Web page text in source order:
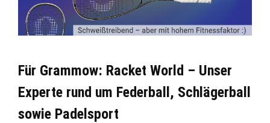
Für Grammow: Racket World – Unser
Experte rund um Federball, Schlägerball
sowie Padelsport